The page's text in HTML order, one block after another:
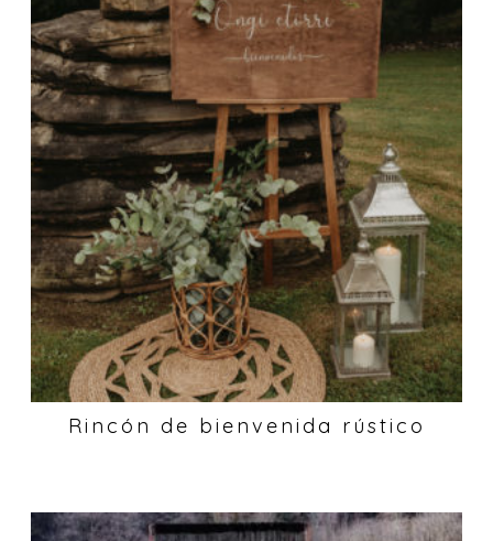
Rincón de bienvenida rústico